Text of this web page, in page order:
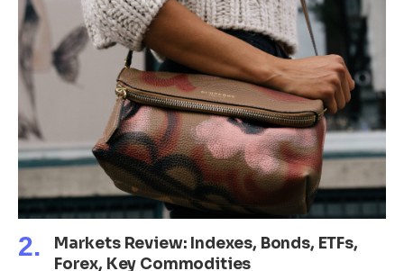
Markets Review: Indexes, Bonds, ETFs,
Forex, Key Commodities